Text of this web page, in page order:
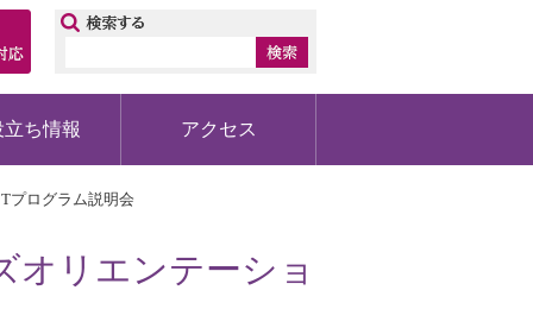
ち情報 アクセス
ログラム説明会
オリエンテーショ